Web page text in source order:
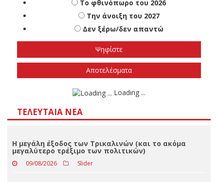
Πότε πιστεύετε ότι θα γίνουν οι εθνικές
εκλογές
Το φθινόπωρο του 2026
Την άνοιξη του 2027
Δεν ξέρω/δεν απαντώ
ΤΕΛΕΥΤΑΊΑ ΝΈΑ